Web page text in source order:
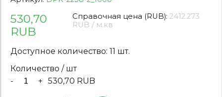
530,70
RUB
Справочная цена (RUB):2412.273
RUB / м.кв
Доступное количество: 11 шт.
Количество / шт
-
+ 530,70 RUB